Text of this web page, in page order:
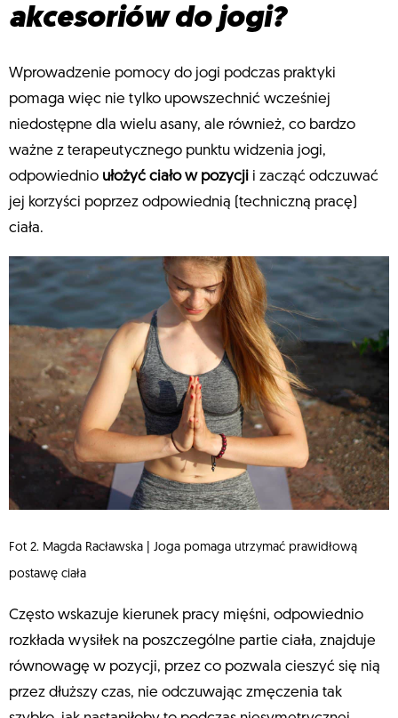
akcesoriów do jogi?
Wprowadzenie pomocy do jogi podczas praktyki
pomaga więc nie tylko upowszechnić wcześniej
niedostępne dla wielu asany, ale również, co bardzo
ważne z terapeutycznego punktu widzenia jogi,
odpowiednio ułożyć ciało w pozycji i zacząć odczuwać
jej korzyści poprzez odpowiednią (techniczną pracę)
ciała.
Fot 2. Magda Racławska | Joga pomaga utrzymać prawidłową
postawę ciała
Często wskazuje kierunek pracy mięśni, odpowiednio
rozkłada wysiłek na poszczególne partie ciała, znajduje
równowagę w pozycji, przez co pozwala cieszyć się nią
przez dłuższy czas, nie odczuwając zmęczenia tak